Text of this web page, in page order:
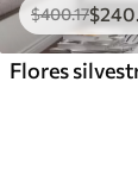
$400.17$240